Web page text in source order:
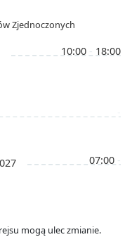
Zjednoczonych
10:00 - 18:00
07:00 -
mogą ulec zmianie.